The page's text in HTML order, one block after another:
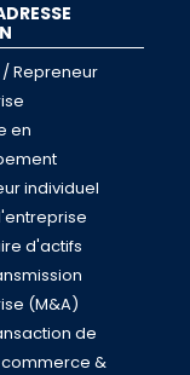
Repreneur
en
individuel
d'actifs
(M&A)
de
&